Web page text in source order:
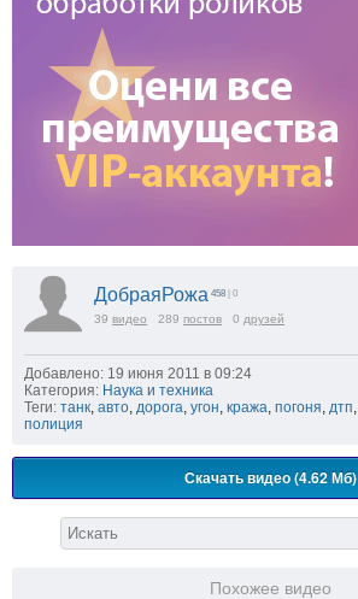
ДобраяРожа 458 | 0
39 видео 289 постов 0 друзей
Добавлено: 19 июня 2011 в 09:24
Категория: Наука и техника
Теги: танк авто дорога угон кража погоня дтп
полиция
Скачать видео (4.62 Мб)
Похожее видео